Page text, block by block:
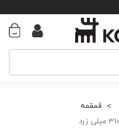
قمقمه